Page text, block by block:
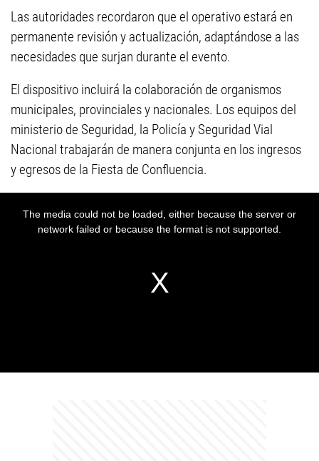
Las autoridades recordaron que el operativo estará en
permanente revisión y actualización, adaptándose a las
necesidades que surjan durante el evento.
El dispositivo incluirá la colaboración de organismos
municipales, provinciales y nacionales. Los equipos del
ministerio de Seguridad, la Policía y Seguridad Vial
Nacional trabajarán de manera conjunta en los ingresos
y egresos de la Fiesta de Confluencia.